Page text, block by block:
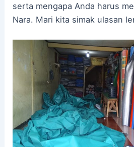
serta mengapa Anda harus
Nara. Mari kita simak ulasan